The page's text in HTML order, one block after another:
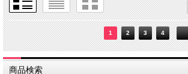
1 2 3 4
商品検索